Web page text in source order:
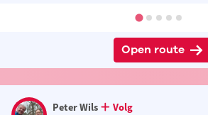
Open route
Peter Wils
Volg